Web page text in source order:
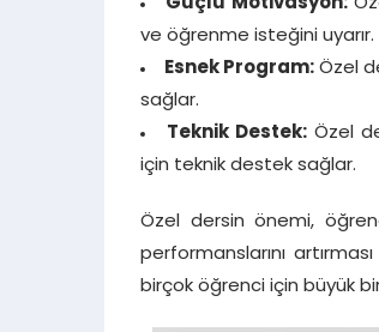
Güçlü Motivasyon:
ve öğrenme isteğini uyarır.
Esnek Program: Özel
sağlar.
Teknik Destek:Özel
için teknik destek sağlar.
Özel dersin önemi,
performanslarını
birçok öğrenci için büyük